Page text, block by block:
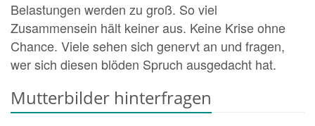
Belastungen werden zu groß. So viel
Zusammensein hält keiner aus. Keine Krise ohne
Chance. Viele sehen sich genervt an und fragen,
wer sich diesen blöden Spruch ausgedacht hat.
Mutterbilder hinterfragen